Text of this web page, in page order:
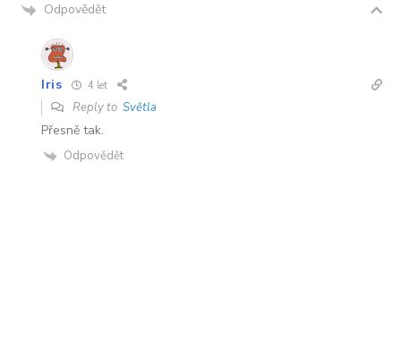
Odpovědět
Iris 4 let
Reply to Světla
Přesně tak.
Odpovědět